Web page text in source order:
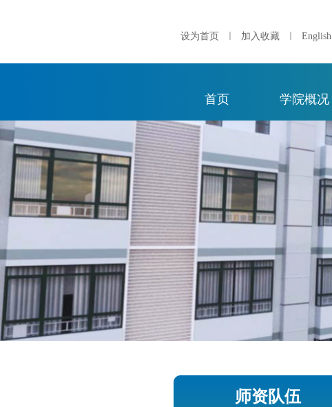
设为首页 加入收藏 English
首页 学院概况
师资队伍